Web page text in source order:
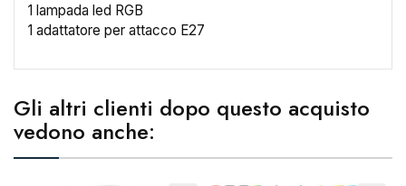
1 lampada led RGB
1 adattatore per attacco E27
Gli altri clienti dopo questo acquisto
vedono anche:
Crea lista dei desideri ×
Nome lista dei desideri